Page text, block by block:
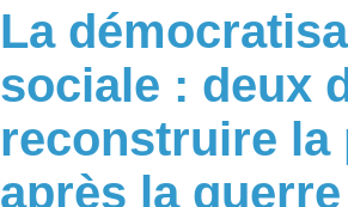
La
sociale : deux
reconstruire la
après la